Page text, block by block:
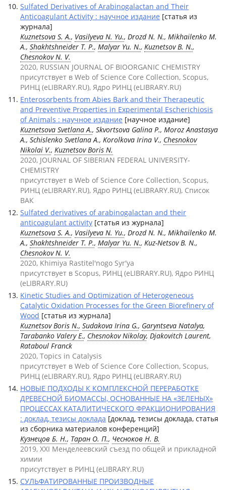
Sulfated Derivatives of Arabinogalactan and Their
Anticoagulant Activity : научное издание [статья из
журнала]
Kuznetsova S. A., Vasilyeva N. Yu., Drozd N. N., Mikhailenko M.
A., Shakhtshneider T. P., Malyar Yu. N., Kuznetsov B. N.,
Chesnokov N. V.
2020, RUSSIAN JOURNAL OF BIOORGANIC CHEMISTRY
присутствует в Web of Science Core Collection, Scopus,
РИНЦ (eLIBRARY.RU), Ядро РИНЦ (eLIBRARY.RU)
Enterosorbents from Abies Bark and their Therapeutic
and Preventive Properties in Experimental Escherichiosis
of Animals : научное издание [научное издание]
Kuznetsova Svetlana A., Skvortsova Galina P., Moroz Anastasya
A., Schislenko Svetlana A., Korolkova Irina V., Chesnokov
Nikolai V., Kuznetsov Boris N.
2020, JOURNAL OF SIBERIAN FEDERAL UNIVERSITY-
CHEMISTRY
присутствует в Web of Science Core Collection, Scopus,
РИНЦ (eLIBRARY.RU), Ядро РИНЦ (eLIBRARY.RU), Список
ВАК
Sulfated derivatives of arabinogalactan and their
anticoagulant activity [статья из журнала]
Kuznetsova S. A., Vasilyeva N. Yu., Drozd N. N., Mikhailenko M.
A., Shakhtshneider T. P., Malyar Yu. N., Kuz-Netsov B. N.,
Chesnokov N. V.
2020, Khimiya Rastitel'nogo Syr'ya
присутствует в Scopus, РИНЦ (eLIBRARY.RU), Ядро РИНЦ
(eLIBRARY.RU)
Kinetic Studies and Optimization of Heterogeneous
Catalytic Oxidation Processes for the Green Biorefinery of
Wood [статья из журнала]
Kuznetsov Boris N., Sudakova Irina G., Garyntseva Natalya,
Tarabanko Valery E., Chesnokov Nikolay, Djakovitch Laurent,
Rataboul Franck
2020, Topics in Catalysis
присутствует в Web of Science Core Collection, Scopus,
РИНЦ (eLIBRARY.RU), Ядро РИНЦ (eLIBRARY.RU)
НОВЫЕ ПОДХОДЫ К КОМПЛЕКСНОЙ ПЕРЕРАБОТКЕ
ДРЕВЕСНОЙ БИОМАССЫ, ОСНОВАННЫЕ НА «ЗЕЛЕНЫХ»
ПРОЦЕССАХ КАТАЛИТИЧЕСКОГО ФРАКЦИОНИРОВАНИЯ
: доклад, тезисы доклада [доклад, тезисы доклада, статья
из сборника материалов конференций]
Кузнецов Б. Н., Таран О. П., Чесноков Н. В.
2019, ХХI Менделеевский съезд по общей и прикладной
химии
присутствует в РИНЦ (eLIBRARY.RU)
СУЛЬФАТИРОВАННЫЕ ПРОИЗВОДНЫЕ